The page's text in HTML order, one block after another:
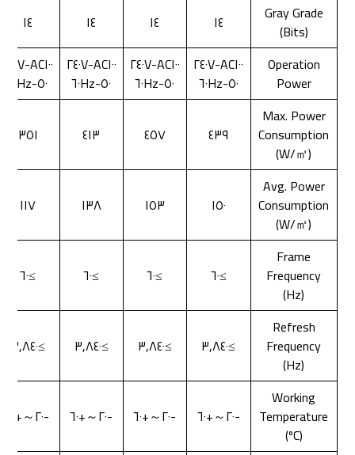
Gray Grade
(Bits)
١٤ ١٤ ١٤
١٤
Operation
Power
AC١٠٠-٢٤٠V
٥٠-٦٠Hz
AC١٠٠-٢٤٠V
٥٠-٦٠Hz
AC١٠٠-٢٤٠V
٥٠-٦٠Hz
AC١٠٠-٢٤٠V
٥٠-٦٠Hz
Max. Power
Consumption
(W/㎡)
٤٣٩ ٤٥٧ ٤١٣ ٣٥١
Avg. Power
Consumption
(W/㎡)
١٥٠ ١٥٣ ١٣٨ ١١٧
Frame
Frequency
(Hz)
≥٦٠ ≥٦٠ ≥٦٠ ≥٦٠
Refresh
Frequency
(Hz)
≥٣,٨٤٠ ≥٣,٨٤٠ ≥٣,٨٤٠ ≥٣,٨٤٠
Working
Temperature
(ºC)
-٢٠～+٦٠ -٢٠～+٦٠ -٢٠～+٦٠ -٢٠～+٦٠